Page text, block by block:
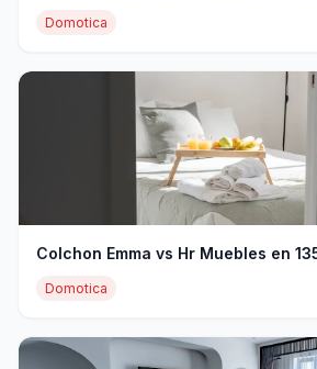
Domotica
Colchon Emma vs Hr Muebles en
Domotica